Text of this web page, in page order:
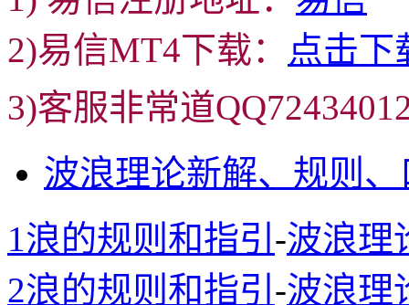
2)易信MT4下载： 点击下
3)客服非常道
波浪理论新解、规则
1浪的规则和指引 -波浪理
2浪的规则和指引 -波浪理